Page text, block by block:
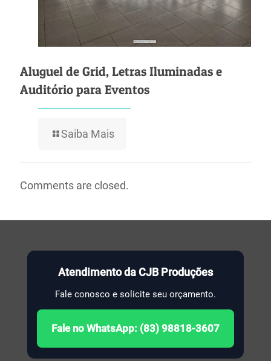
Aluguel de Grid, Letras Iluminadas e
Auditório para Eventos
Saiba Mais
Comments are closed.
Atendimento da CJB Produções
Fale conosco e solicite seu orçamento.
Fale no WhatsApp: (83) 98818-3607